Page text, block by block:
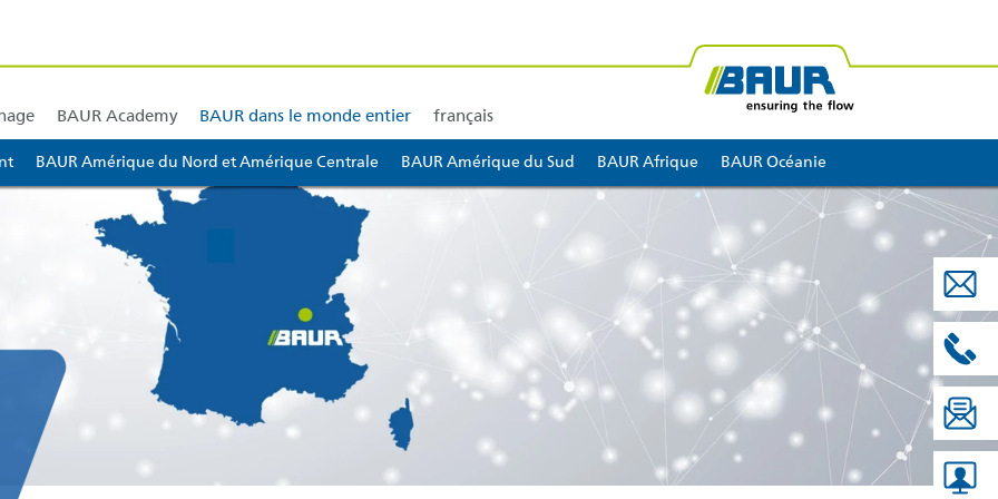
diagnostic de câble Laboratoires mobiles et systèmes Essai d’huile diélectrique
Training et formation
BAUR Academy BAUR dans le monde entier
BAUR Amérique du Nord et Amérique Centrale BAUR Amérique du Sud BAUR Afrique BAUR Océanie
français